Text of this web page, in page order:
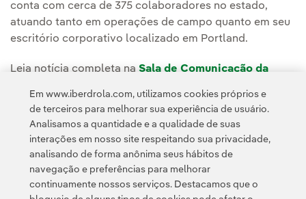
conta com cerca de 375 colaboradores no estado,
atuando tanto em operações de campo quanto em seu
escritório corporativo localizado em Portland.
Leia notícia completa na Sala de Comunicação da
Política de Privacidade Informação legal
Em www.iberdrola.com, utilizamos cookies próprios e
de terceiros para melhorar sua experiência de usuário.
Analisamos a quantidade e a qualidade de suas
interações em nosso site respeitando sua privacidade,
analisando de forma anônima seus hábitos de
navegação e preferências para melhorar
continuamente nossos serviços. Destacamos que o